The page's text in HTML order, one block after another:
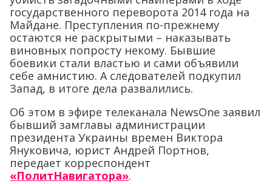
государственного переворота 2014 года на
Майдане. Преступления по-прежнему
остаются не раскрытыми – наказывать
виновных попросту некому. Бывшие
боевики стали властью и сами объявили
себе амнистию. А следователей подкупил
Запад, в итоге дела развалились.
Об этом в эфире телеканала NewsOne заявил
бывший замглавы администрации
президента Украины времен Виктора
Януковича, юрист Андрей Портнов,
передает корреспондент
«ПолитНавигатора».